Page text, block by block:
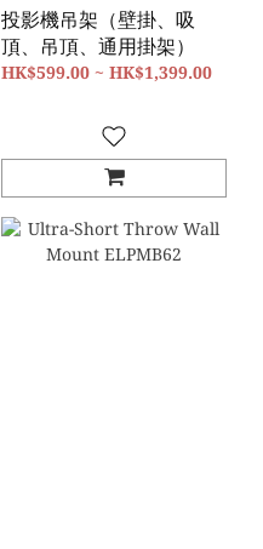
投影機吊架（壁掛、吸
頂、吊頂、通用掛架）
HK$599.00 ~ HK$1,399.00